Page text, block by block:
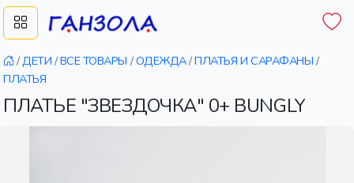
/ДЕТИ /ВСЕ ТОВАРЫ /ОДЕЖДА/ПЛАТЬЯ И САРАФАНЫ /
ПЛАТЬЯ
ПЛАТЬЕ "ЗВЕЗДОЧКА" 0+ BUNGLY